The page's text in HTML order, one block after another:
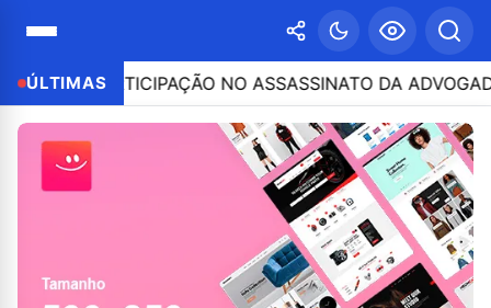
ÚLTIMAS
PARTICIPAÇÃO NO ASSASSINATO DA ADVOGADA